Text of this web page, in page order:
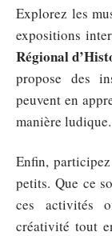
Explorez les
expositions
Régional
propose des
peuvent en
manière ludique.
Enfin,
petits. Que ce
ces activités
créativité tout